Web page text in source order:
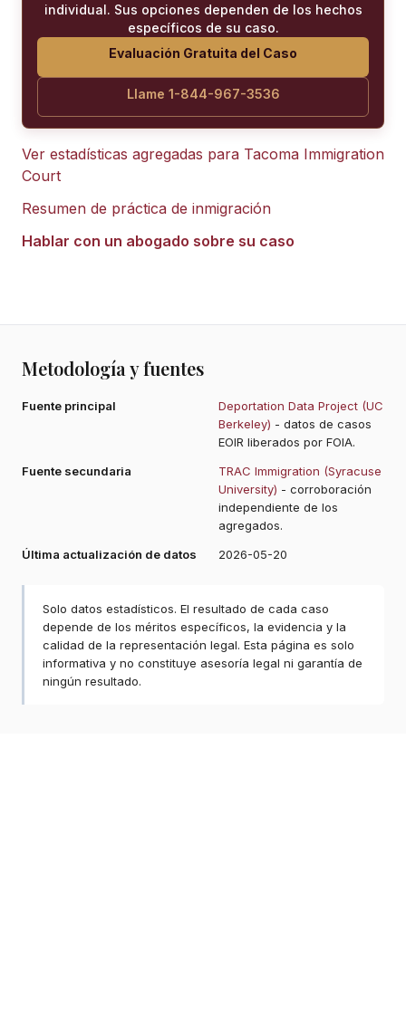
individual. Sus opciones dependen de los hechos
específicos de su caso.
Evaluación Gratuita del Caso
Llame 1-844-967-3536
Ver estadísticas agregadas para Tacoma Immigration
Court
Resumen de práctica de inmigración
Hablar con un abogado sobre su caso
Metodología y fuentes
Fuente principal
Deportation Data Project (UC
Berkeley) - datos de casos
EOIR liberados por FOIA.
Fuente secundaria
TRAC Immigration (Syracuse
University) - corroboración
independiente de los
agregados.
Última actualización de datos
2026-05-20
Solo datos estadísticos. El resultado de cada caso
depende de los méritos específicos, la evidencia y la
calidad de la representación legal. Esta página es solo
informativa y no constituye asesoría legal ni garantía de
ningún resultado.